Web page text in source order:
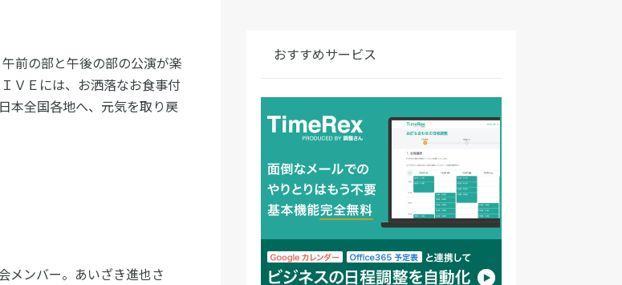
前の部と午後の部の公演が楽
ＶＥには、お洒落なお食事付
本全国各地へ、元気を取り戻
メンバー。あいざき進也さ
おすすめサービス